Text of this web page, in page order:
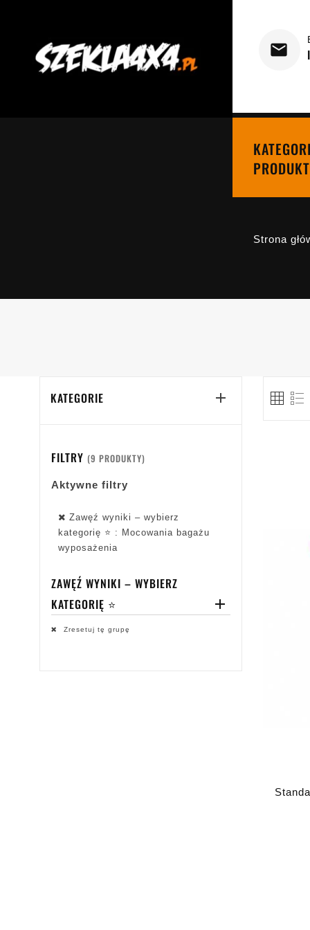
Strona
KATEGORIE 
FILTRY (9 PRODUKTY)
Aktywne filtry
Zawęź wyniki – wybierz
kategorię ⭐ : Mocowania bagażu
wyposażenia
ZAWĘŹ WYNIKI – WYBIERZ
KATEGORIĘ ⭐

Zresetuj tę grupę